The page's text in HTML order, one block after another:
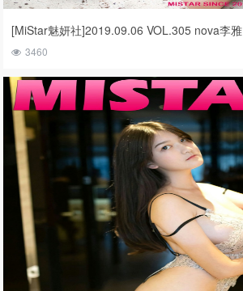
[MiStar魅妍社]2019.09.06 VOL.305 nova李雅
3460